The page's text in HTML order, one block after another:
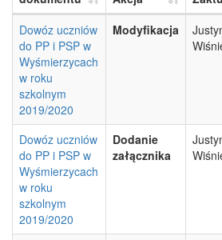
Dowóz uczniów
do PP i PSP w
Wyśmierzycach
w roku
szkolnym
2019/2020
Modyfikacja
Dowóz uczniów
do PP i PSP w
Wyśmierzycach
w roku
szkolnym
2019/2020
Dodanie
załącznika